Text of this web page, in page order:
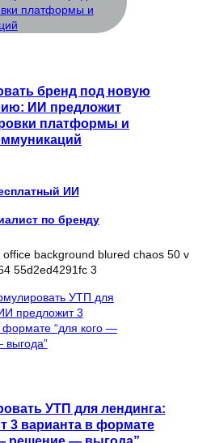
бренд под новую
ИИ предложит
платформы и
ИИ
по бренду
УТП для лендинга:
3 варианта в формате